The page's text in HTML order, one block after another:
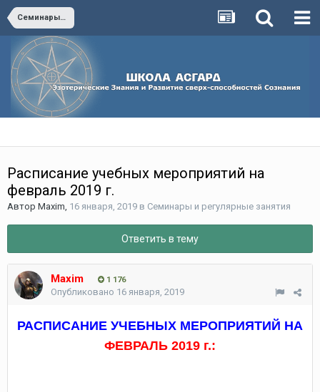
Семинары и регулярные занятия
Расписание учебных мероприятий на
февраль 2019 г.
Автор Maxim 16 января, 2019 в Семинары и регулярные занятия
Ответить в тему
Maxim 1 176
Опубликовано 16 января, 2019
РАСПИСАНИЕ УЧЕБНЫХ МЕРОПРИЯТИЙ НА
ФЕВРАЛЬ 2019 г.: